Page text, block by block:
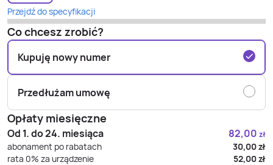
Przejdź do specyfikacji
Co chcesz zrobić?
Kupuję nowy numer
Przedłużam umowę
Opłaty miesięczne
Od 1. do 24. miesiąca 82,00 zł
abonament po rabatach 30,00zł
rata 0% za urządzenie
52,00zł